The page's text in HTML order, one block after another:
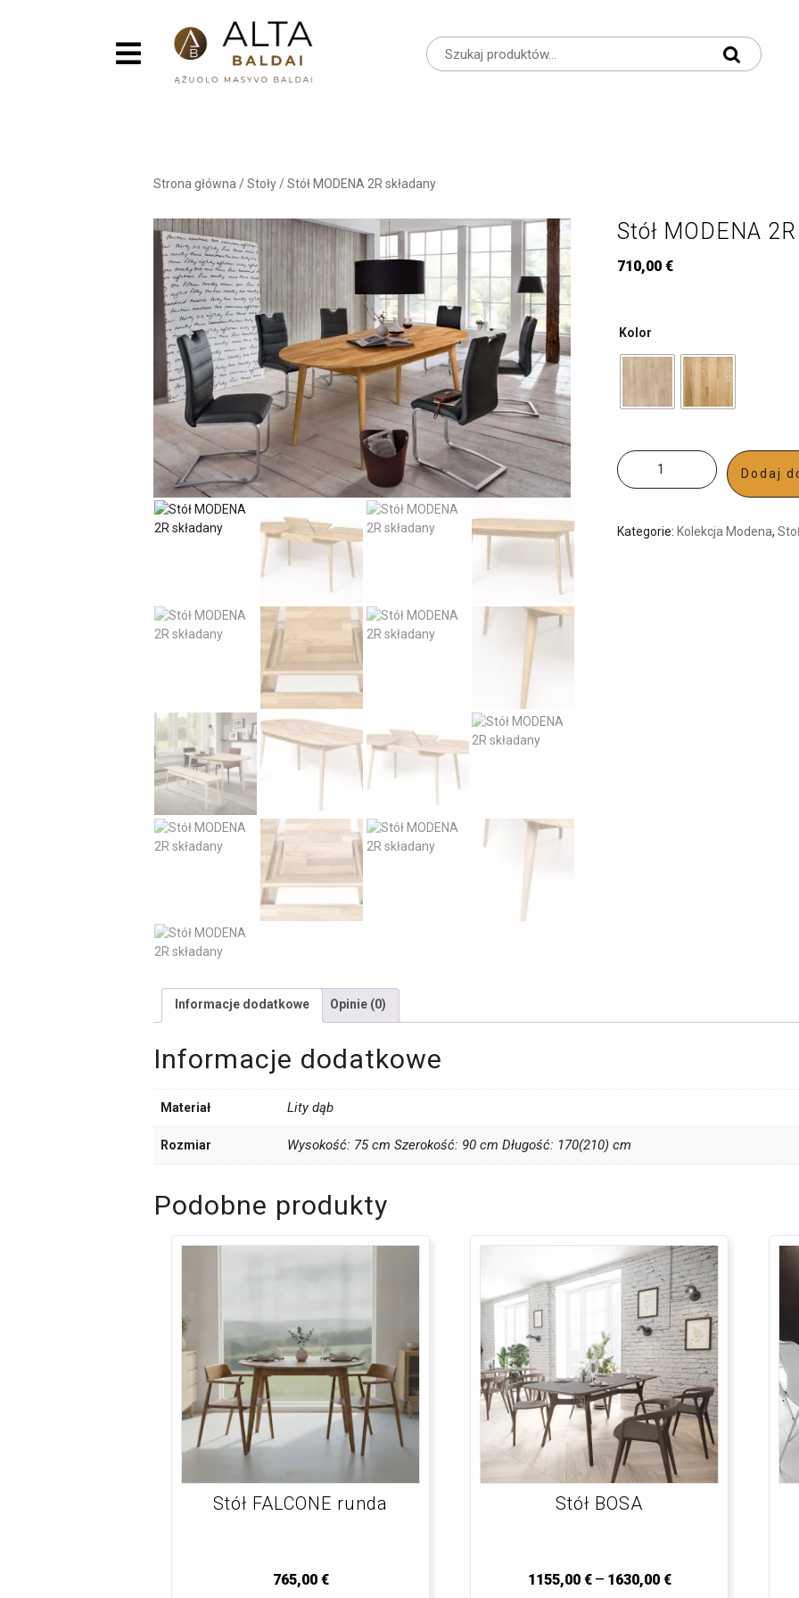
Strona główna /Stoły /Stół MODENA 2R składany
Stół MODENA
710,00 €
Kolor
Dodaj
Kategorie: Kolekcja Modena,
Informacje dodatkowe Opinie (0)
Informacje dodatkowe
Materiał Lity dąb
Rozmiar Wysokość: 75 cm Szerokość: 90 cm Długość: 170(210) cm
Podobne produkty
Stół FALCONE runda
765,00 €
Stół BOSA
1155,00 €– 1630,00 €